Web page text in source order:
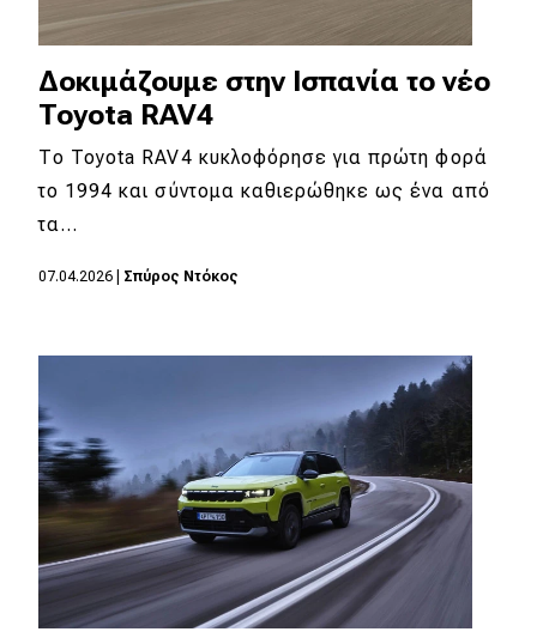
Επικαιρότητα
Νέα μοντέλα
Πρωτότυπα
Ελλάδα
Απόψεις
Test Drive
Δοκιμή
Αποστολή
Συγκρίνουμε
Δοκιμάζουμε στην Ισπανία το νέο
Toyota RAV4
Το Toyota RAV4 κυκλοφόρησε για πρώτη φορά
το 1994 και σύντομα καθιερώθηκε ως ένα από
τα…
07.04.2026 Σπύρος Ντόκος